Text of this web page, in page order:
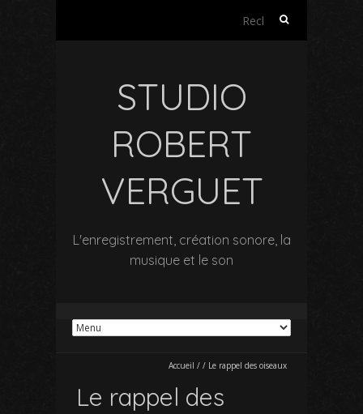
Rechercher :
STUDIO
ROBERT
VERGUET
L'enregistrement, création sonore, la
musique et le son
Accueil / / Le rappel des oiseaux
Le rappel des